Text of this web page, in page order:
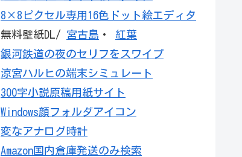
8×8ピクセル専用16色ドット絵エディタ
無料壁紙DL/ 宮古島 ・ 紅葉
銀河鉄道の夜のセリフをスワイプ
涼宮ハルヒの端末シミュレート
300字小説原稿用紙サイト
Windows顔フォルダアイコン
変なアナログ時計
Amazon国内倉庫発送のみ検索